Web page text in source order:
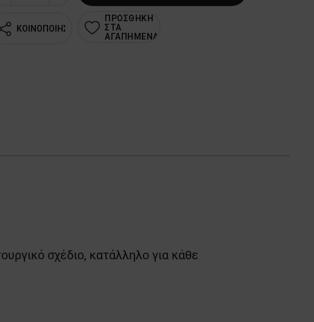
ΚΟΙΝΟΠΟΙΗΣΗ
ΠΡΟΣΘΗΚΗ
ΣΤΑ
ΑΓΑΠΗΜΕΝΑ
σχέδιο, κατάλληλο για κάθε